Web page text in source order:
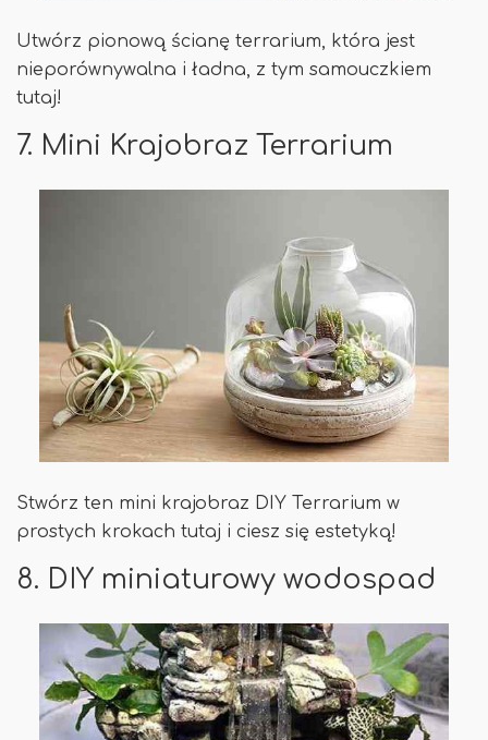
Utwórz pionową ścianę terrarium, która jest
nieporównywalna i ładna, z tym samouczkiem
tutaj!
7. Mini Krajobraz Terrarium
Stwórz ten mini krajobraz DIY Terrarium w
prostych krokach tutaj i ciesz się estetyką!
8. DIY miniaturowy wodospad